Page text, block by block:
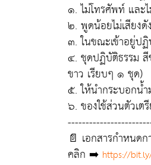
๑. ไม่โทรศัพท์ และ
๒. พูดน้อยไม่เสียง
๓. ในขณะเข้าอยู่ป
๔. ชุดปฏิบัติธรรม
ขาว เรียบๆ ๑ ชุด)
๕. ให้นำกระบอกน้
๖. ของใช้ส่วนตัวเ
📄 เอกสารกำหนดก
คลิก ➡️ https://